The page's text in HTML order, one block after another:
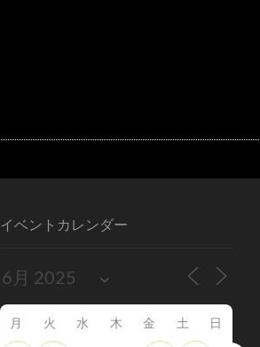
イベントカレンダー
月 火 水 木 金 土 日